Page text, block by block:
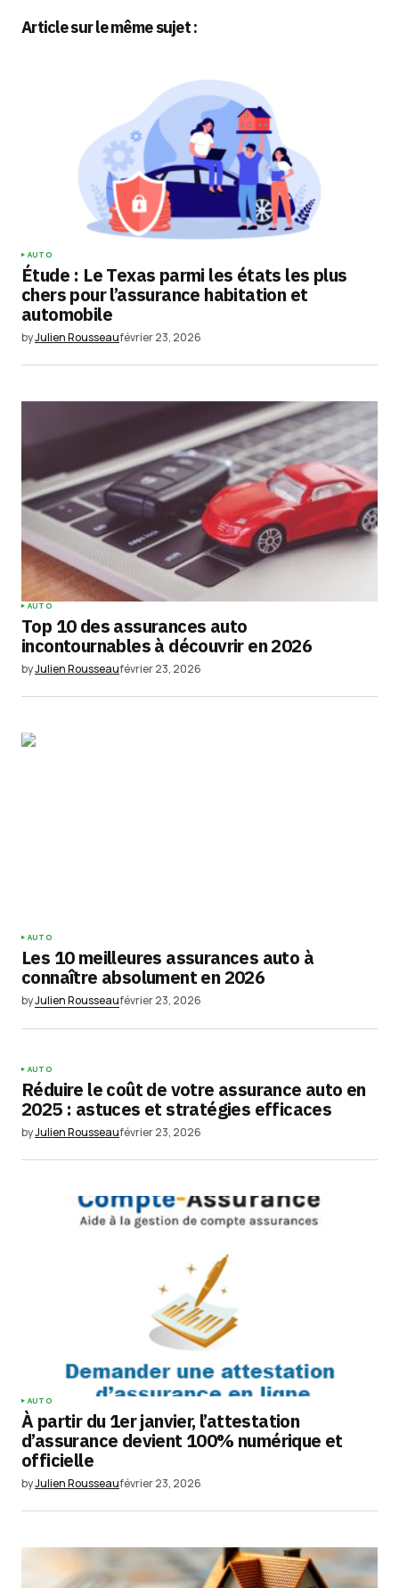
Your Name*
Your E-mail*
Enregistrer mon nom, mon e-mail et mon
site dans le navigateur pour mon prochain
Article sur le même sujet :
AUTO
Étude : Le Texas parmi les états les plus
chers pour l’assurance habitation et
automobile
byJulien Rousseaufévrier 23, 2026
AUTO
Top 10 des assurances auto
incontournables à découvrir en 2026
byJulien Rousseaufévrier 23, 2026
AUTO
Les 10 meilleures assurances auto à
connaître absolument en 2026
byJulien Rousseaufévrier 23, 2026
AUTO
Réduire le coût de votre assurance auto en
2025 : astuces et stratégies efficaces
byJulien Rousseaufévrier 23, 2026
AUTO
À partir du 1er janvier, l’attestation
d’assurance devient 100% numérique et
officielle
byJulien Rousseaufévrier 23, 2026